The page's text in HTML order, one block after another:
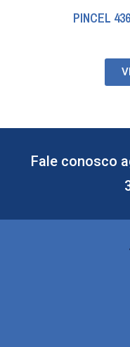
PINCEL
Fale conosco